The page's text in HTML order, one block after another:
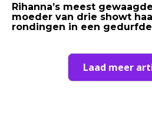
Rihanna’s meest
moeder van drie showt
rondingen in een
Laad meer